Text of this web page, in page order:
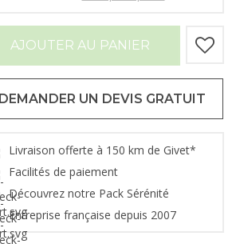
AJOUTER AU PANIER
DEMANDER UN DEVIS GRATUIT
Livraison offerte à 150 km de Givet*
Facilités de paiement
Découvrez notre Pack Sérénité
Entreprise française depuis 2007